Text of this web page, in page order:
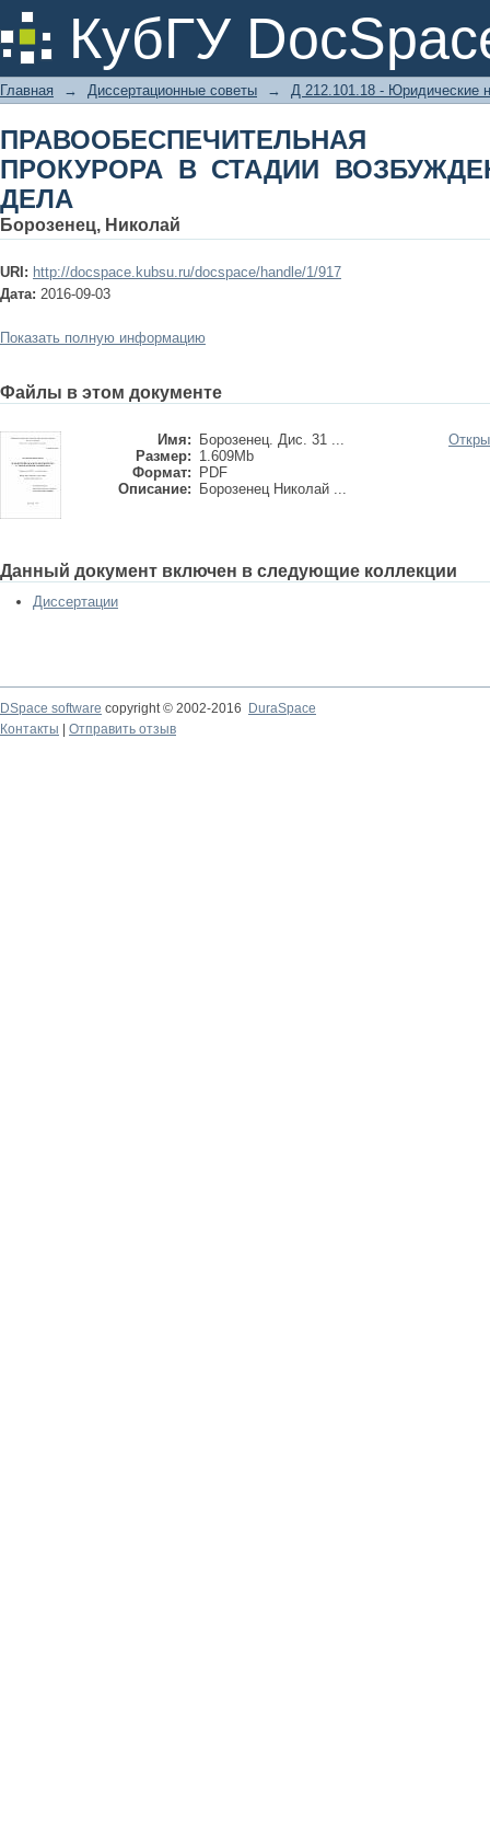
КубГУ
ПРАВООБЕСПЕЧИТЕЛЬНАЯ
ВОЗБУЖДЕНИЯ УГОЛОВНОГО ДЕЛА
Главная → Диссертационные советы → Д 212.101.18 - Юридические
ПРАВООБЕСПЕЧИТЕЛЬНАЯ
ПРОКУРОРА В СТАДИИ
ДЕЛА
Борозенец, Николай
URI: http://docspace.kubsu.ru/docspace/handle/1/917
Дата: 2016-09-03
Показать полную информацию
Файлы в этом документе
Имя:
Борозенец. Дис. 31 ...
Размер: 1.609Mb
Формат:
PDF
Описание:
Борозенец Николай ...
Данный документ включен в следующие коллекции
Диссертации
DSpace software copyright © 2002-2016
DuraSpace
Контакты
Отправить отзыв